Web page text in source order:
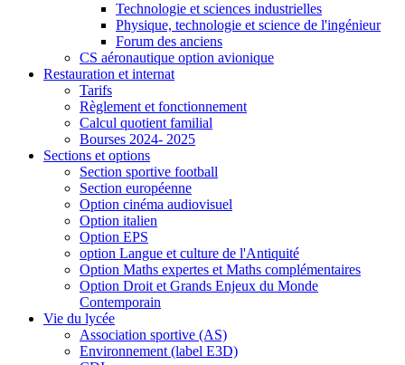
Technologie et sciences industrielles
Physique, technologie et science de l'ingénieur
Forum des anciens
CS aéronautique option avionique
Restauration et internat
Tarifs
Règlement et fonctionnement
Calcul quotient familial
Bourses 2024- 2025
Sections et options
Section sportive football
Section européenne
Option cinéma audiovisuel
Option italien
Option EPS
option Langue et culture de l'Antiquité
Option Maths expertes et Maths complémentaires
Option Droit et Grands Enjeux du Monde
Contemporain
Vie du lycée
Association sportive (AS)
Environnement (label E3D)